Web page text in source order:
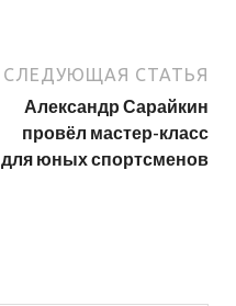
СЛЕДУЮЩАЯ СТАТЬЯ
Александр Сарайкин
провёл мастер-класс
для юных спортсменов